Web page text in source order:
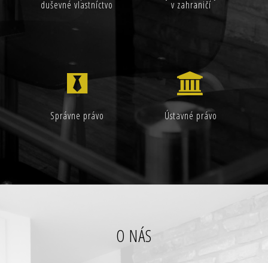
duševné vlastníctvo v zahraničí
Správne právo Ústavné právo
O NÁS